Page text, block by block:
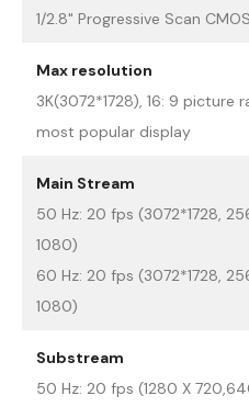
1/2.8" Progressive Scan CMOS
Max resolution
3K(3072*1728), 16: 9
most popular display
Main Stream
50 Hz: 20 fps (3072*1728,
1080)
60 Hz: 20 fps (3072*1728,
1080)
Substream
50 Hz: 20 fps (1280 X